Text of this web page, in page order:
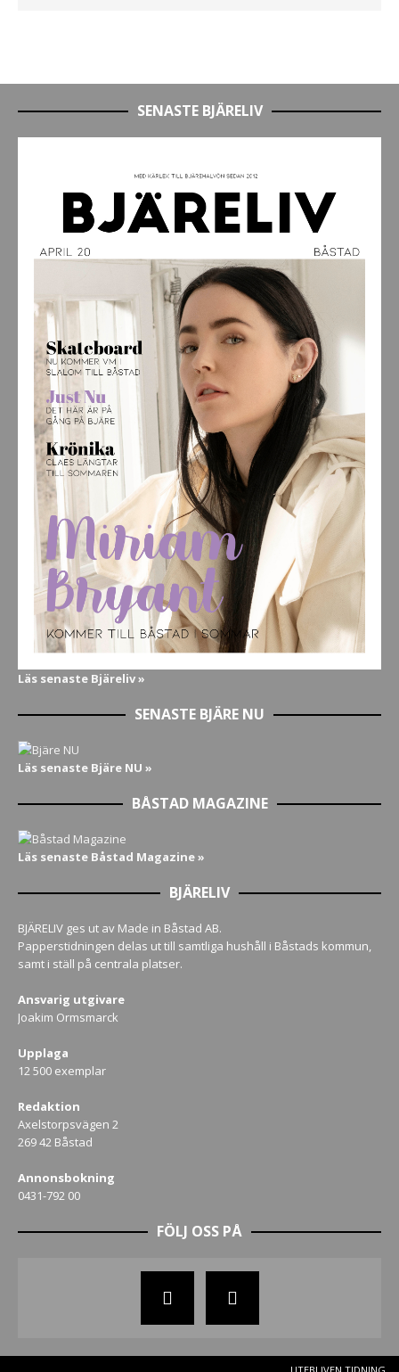
SENASTE BJÄRELIV
Läs senaste Bjäreliv »
SENASTE BJÄRE NU
Läs senaste Bjäre NU »
BÅSTAD MAGAZINE
Läs senaste Båstad Magazine »
BJÄRELIV
BJÄRELIV ges ut av Made in Båstad AB.
Papperstidningen delas ut till samtliga hushåll i Båstads kommun,
samt i ställ på centrala platser.
Ansvarig utgivare
Joakim Ormsmarck
Upplaga
12 500 exemplar
Redaktion
Axelstorpsvägen 2
269 42 Båstad
Annonsbokning
0431-792 00
FÖLJ OSS PÅ